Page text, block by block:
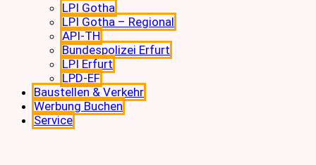
LPI Gotha
LPI Gotha – Regional
API-TH
Bundespolizei Erfurt
LPI Erfurt
LPD-EF
Baustellen & Verkehr
Werbung Buchen
Service